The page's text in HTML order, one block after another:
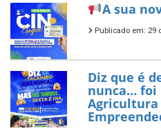
A sua
Publicado em: 29
Diz que é
nunca… foi
Agricultura